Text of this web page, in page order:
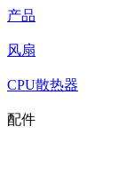
产品
风扇
CPU散热器
配件